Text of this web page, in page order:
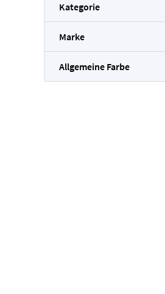
Kategorie
Marke
Allgemeine Farbe